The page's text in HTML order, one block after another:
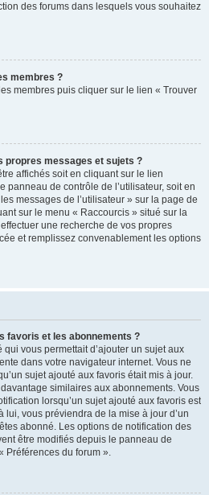
des forums dans lesquels vous souhaitez
membres ?
membres puis cliquer sur le lien « Trouver
propres messages et sujets ?
affichés soit en cliquant sur le lien
panneau de contrôle de l’utilisateur, soit en
messages de l’utilisateur » sur la page de
sur le menu « Raccourcis » situé sur la
une recherche de vos propres
et remplissez convenablement les options
favoris et les abonnements ?
vous permettait d’ajouter un sujet aux
dans votre navigateur internet. Vous ne
sujet ajouté aux favoris était mis à jour.
similaires aux abonnements. Vous
lorsqu’un sujet ajouté aux favoris est
lui, vous préviendra de la mise à jour d’un
abonné. Les options de notification des
être modifiés depuis le panneau de
Préférences du forum ».